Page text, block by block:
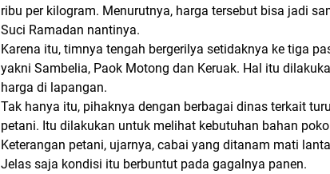
ribu per kilogram. Menurutnya, harga tersebut bisa jadi
Suci Ramadan nantinya.
Karena itu, timnya tengah bergerilya setidaknya ke tiga
yakni Sambelia, Paok Motong dan Keruak. Hal itu
harga di lapangan.
Tak hanya itu, pihaknya dengan berbagai dinas terkait
petani. Itu dilakukan untuk melihat kebutuhan bahan
Keterangan petani, ujarnya, cabai yang ditanam mati
Jelas saja kondisi itu berbuntut pada gagalnya panen.